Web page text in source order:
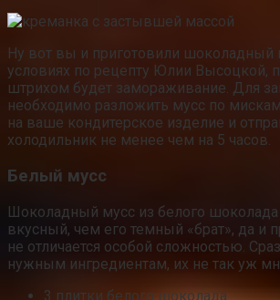
Ну вот вы и приготовили
условиях по рецепту Юлии Высоцкой,
штрихом будет замораживание. Для
необходимо разложить мусс по
на ваше кондитерское изделие и
холодильник не менее чем на 5 часов.
Белый мусс
Шоколадный мусс из белого
вкусный, чем его темный «брат», да и
не отличается особой сложностью.
нужным ингредиентам, их не так уж
3 плитки белого шоколада.